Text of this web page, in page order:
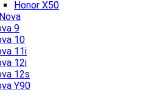
Honor X50
9
10
11i
12i
12s
Y90